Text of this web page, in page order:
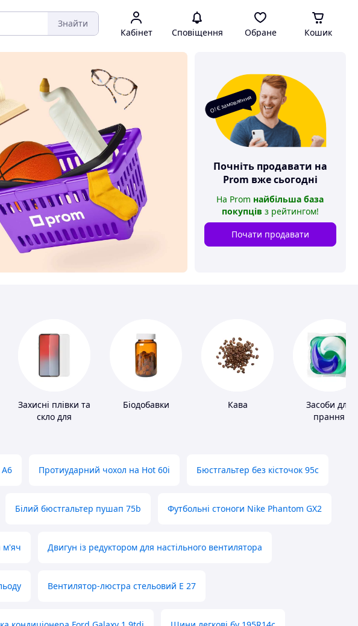
Знайти
Кабінет Сповіщення Обране Кошик
О! Є замовлення
Почніть продавати на
Prom вже сьогодні
На Prom найбільша база
покупців з рейтингом!
Почати продавати
Захисні плівки та
скло для
Біодобавки Кава
Засоби для
прання
А6 Протиударний чохол на Hot 60i Бюстгальтер без кісточок 95с
Білий бюстгальтер пушап 75b Футбольні стоноги Nike Phantom GX2
м'яч Двигун із редуктором для настільного вентилятора
Вентилятор-люстра стельовий E 27